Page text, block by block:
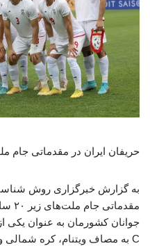
حریفان ایران در مقدماتی جام ملت‌های زیر ۲۰
به گزارش خبرگزاری روش
جوانان کشورمان به عنوان یکی
C به مصاف ویتنام، کره شمالی و فلسطین می‌رود.